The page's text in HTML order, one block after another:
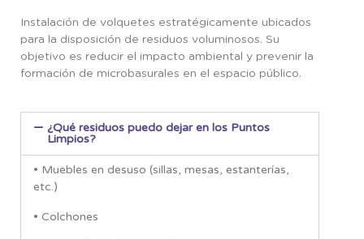
Instalación de volquetes estratégicamente ubicados
para la disposición de residuos voluminosos. Su
objetivo es reducir el impacto ambiental y prevenir la
formación de microbasurales en el espacio público.
¿Qué residuos puedo dejar en los Puntos
Limpios?
• Muebles en desuso (sillas, mesas, estanterías,
etc.)
• Colchones